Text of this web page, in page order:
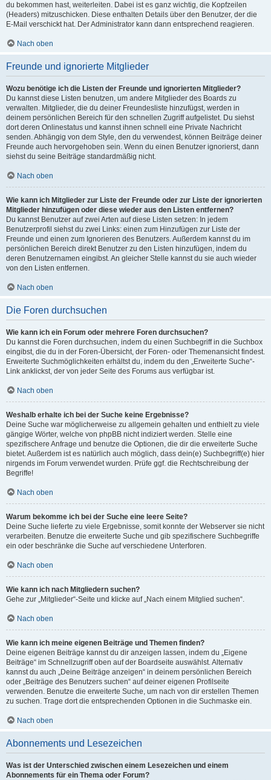
du bekommen hast, weiterleiten. Dabei ist es ganz wichtig, die Kopfzeilen
(Headers) mitzuschicken. Diese enthalten Details über den Benutzer, der die
E-Mail verschickt hat. Der Administrator kann dann entsprechend reagieren.
Nach oben
Freunde und ignorierte Mitglieder
Wozu benötige ich die Listen der Freunde und ignorierten Mitglieder?
Du kannst diese Listen benutzen, um andere Mitglieder des Boards zu
verwalten. Mitglieder, die du deiner Freundesliste hinzufügst, werden in
deinem persönlichen Bereich für den schnellen Zugriff aufgelistet. Du siehst
dort deren Onlinestatus und kannst ihnen schnell eine Private Nachricht
senden. Abhängig von dem Style, den du verwendest, können Beiträge deiner
Freunde auch hervorgehoben sein. Wenn du einen Benutzer ignorierst, dann
siehst du seine Beiträge standardmäßig nicht.
Nach oben
Wie kann ich Mitglieder zur Liste der Freunde oder zur Liste der ignorierten
Mitglieder hinzufügen oder diese wieder aus den Listen entfernen?
Du kannst Benutzer auf zwei Arten auf diese Listen setzen: In jedem
Benutzerprofil siehst du zwei Links: einen zum Hinzufügen zur Liste der
Freunde und einen zum Ignorieren des Benutzers. Außerdem kannst du im
persönlichen Bereich direkt Benutzer zu den Listen hinzufügen, indem du
deren Benutzernamen eingibst. An gleicher Stelle kannst du sie auch wieder
von den Listen entfernen.
Nach oben
Die Foren durchsuchen
Wie kann ich ein Forum oder mehrere Foren durchsuchen?
Du kannst die Foren durchsuchen, indem du einen Suchbegriff in die Suchbox
eingibst, die du in der Foren-Übersicht, der Foren- oder Themenansicht findest.
Erweiterte Suchmöglichkeiten erhältst du, indem du den „Erweiterte Suche“-
Link anklickst, der von jeder Seite des Forums aus verfügbar ist.
Nach oben
Weshalb erhalte ich bei der Suche keine Ergebnisse?
Deine Suche war möglicherweise zu allgemein gehalten und enthielt zu viele
gängige Wörter, welche von phpBB nicht indiziert werden. Stelle eine
spezifischere Anfrage und benutze die Optionen, die dir die erweiterte Suche
bietet. Außerdem ist es natürlich auch möglich, dass dein(e) Suchbegriff(e) hier
nirgends im Forum verwendet wurden. Prüfe ggf. die Rechtschreibung der
Begriffe!
Nach oben
Warum bekomme ich bei der Suche eine leere Seite?
Deine Suche lieferte zu viele Ergebnisse, somit konnte der Webserver sie nicht
verarbeiten. Benutze die erweiterte Suche und gib spezifischere Suchbegriffe
ein oder beschränke die Suche auf verschiedene Unterforen.
Nach oben
Wie kann ich nach Mitgliedern suchen?
Gehe zur „Mitglieder“-Seite und klicke auf „Nach einem Mitglied suchen“.
Nach oben
Wie kann ich meine eigenen Beiträge und Themen finden?
Deine eigenen Beiträge kannst du dir anzeigen lassen, indem du „Eigene
Beiträge“ im Schnellzugriff oben auf der Boardseite auswählst. Alternativ
kannst du auch „Deine Beiträge anzeigen“ in deinem persönlichen Bereich
oder „Beiträge des Benutzers suchen“ auf deiner eigenen Profilseite
verwenden. Benutze die erweiterte Suche, um nach von dir erstellen Themen
zu suchen. Trage dort die entsprechenden Optionen in die Suchmaske ein.
Nach oben
Abonnements und Lesezeichen
Was ist der Unterschied zwischen einem Lesezeichen und einem
Abonnements für ein Thema oder Forum?